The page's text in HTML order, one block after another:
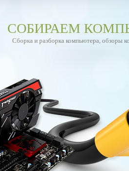
СОБИРАЕМ
Сборка и разборка компьютера, обзоры